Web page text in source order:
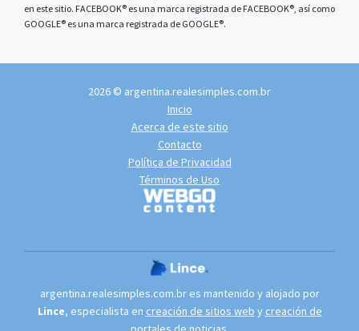
en este sitio. FACEBOOK® es una marca registrada de FACEBOOK®, así como
GOOGLE® es una marca registrada de GOOGLE®.
2026 © argentina.realesimples.com.br
Inicio
Acerca de este sitio
Contacto
Política de Privacidad
Términos de Uso
argentina.realesimples.com.br es mantenido y alojado por
Lince, especialista en creación de sitios web y creación de